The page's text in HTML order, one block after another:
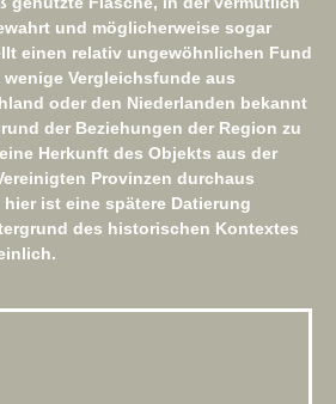
und möglicherweise sogar
einen relativ ungewöhnlichen Fund
Vergleichsfunde aus
oder den Niederlanden bekannt
der Beziehungen der Region zu
Herkunft des Objekts aus der
Provinzen durchaus
ist eine spätere Datierung
des historischen Kontextes